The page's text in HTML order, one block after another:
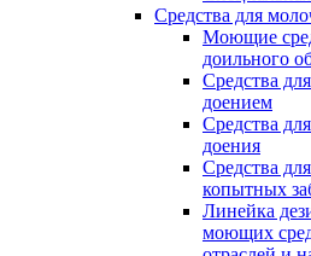
Средства для
Моющие
доильного
Средства
доением
Средства
доения
Средства
копытных
Линейка
моющих